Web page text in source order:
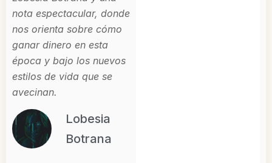
nota espectacular, donde
nos orienta sobre cómo
ganar dinero en esta
época y bajo los nuevos
estilos de vida que se
avecinan.
Lobesia
Botrana